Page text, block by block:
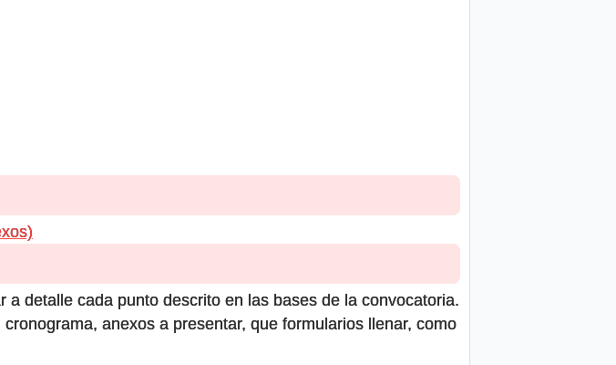
detalle cada punto descrito en las bases de la convocatoria.
anexos a presentar, que formularios llenar, como